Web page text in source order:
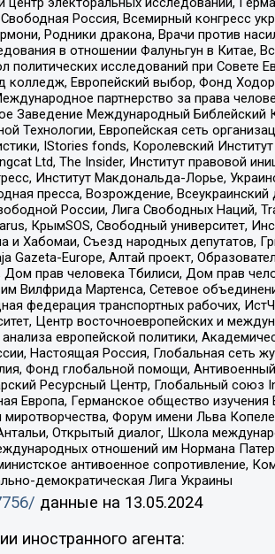
Россия, Всемирный конгресс
Родники дракона, Врачи против
в отношении Фалуньгун в Китае,
исследований при Совете
колледж, Европейский выбор, Фонд
партнерство за права
Заведение Международный
Технологии, Европейская сеть
IStories fonds, Королевский
Ltd, The Insider, Институт правовой
Институт Макдональда-Лорье,
пресса, Возрождение, Всеукраинский
России, Лига Свободных Наций,
КрымSOS, Свободный университет,
и Хабомаи, Съезд народных депутатов,
Gazeta-Europe, Алтай проект,
прав человека Тбилиси, Дом прав
Вилфрида Мартенса, Сетевое
федерация транспортных рабочих,
Центр восточноевропейских и
европейской политики,
Настоящая Россия, Глобальная сеть
Фонд глобальной помощи,
Ресурсный Центр, Глобальный союз
Европа, Германское общество
Форум имени Льва
Открытый диалог, Школа
отношений им Нормана
антивоенное сопротивление,
демократическая Лига Украины
данные на 13.05.2024
иностранного агента: